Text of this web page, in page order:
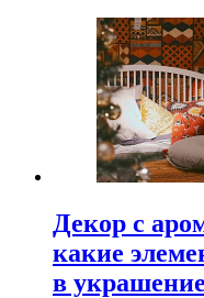
Декор с
какие
в